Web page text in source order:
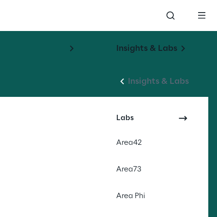
Insights & Labs
Insights & Labs
Labs
Area42
Area73
Area Phi